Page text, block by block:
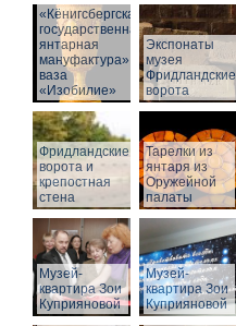
«Кёнигсбергская
государственная
янтарная
мануфактура» -
ваза
«Изобилие»
Экспонаты
музея
Фридландские
ворота
Фридландские
ворота и
крепостная
стена
Тарелки из
янтаря из
Оружейной
палаты
Музей-
квартира Зои
Куприяновой
Музей-
квартира Зои
Куприяновой